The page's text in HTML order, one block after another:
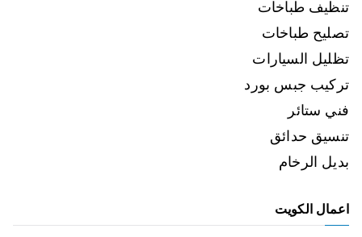
تنظيف طباخات
تصليح طباخات
تظليل السيارات
تركيب جبس بورد
فني ستائر
تنسيق حدائق
بديل الرخام
اعمال الكويت